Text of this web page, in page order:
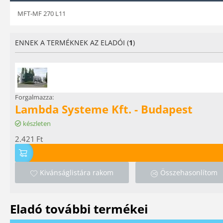
MFT-MF 270 L11
ENNEK A TERMÉKNEK AZ ELADÓI (1)
Forgalmazza:
Lambda Systeme Kft. - Budapest
készleten
2.421 Ft
Kivánságlistára rakom Összehasonlítom
Eladó további termékei